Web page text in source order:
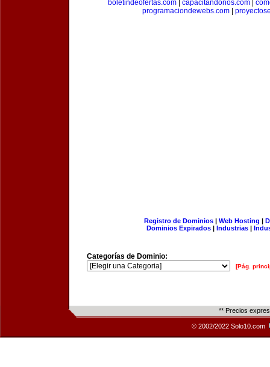
boletindeofertas.com| capacitandonos.com|
programaciondewebs.com|
Registro de Dominios| Web Hosting |
Dominios Expirados | Industrias |
Categorías de Dominio:
[Pág.
** Precios
© 2002/2022 Solo10.com